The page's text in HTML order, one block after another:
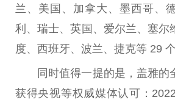
兰、美国、加拿大、墨西哥、
利、瑞士、英国、爱尔兰、塞尔
度、西班牙、波兰、捷克等 29
同时值得一提的是，盖雅的
获得央视等权威媒体认可：